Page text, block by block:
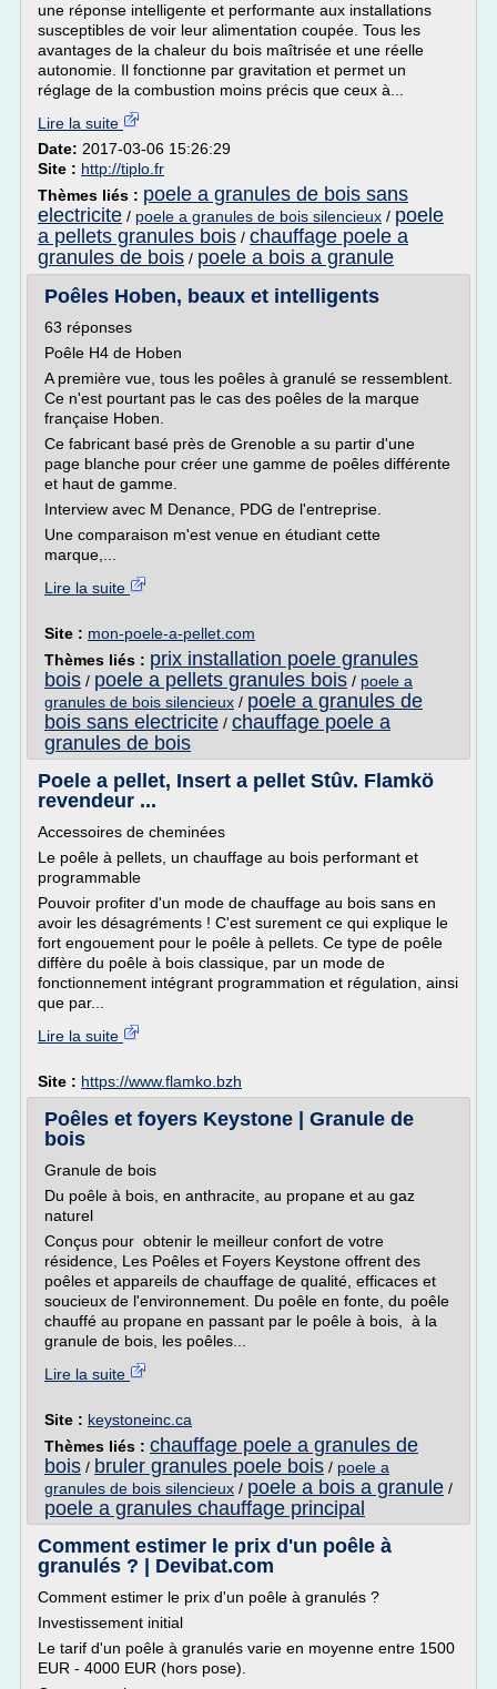
une réponse intelligente et performante aux installations
susceptibles de voir leur alimentation coupée. Tous les
avantages de la chaleur du bois maîtrisée et une réelle
autonomie. Il fonctionne par gravitation et permet un
réglage de la combustion moins précis que ceux à...
Lire la suite
Date: 2017-03-06 15:26:29
Site : http://tiplo.fr
Thèmes liés : poele a granules de bois sans
electricite / poele a granules de bois silencieux / poele
a pellets granules bois / chauffage poele a
granules de bois / poele a bois a granule
Poêles Hoben, beaux et intelligents
63 réponses
Poêle H4 de Hoben
A première vue, tous les poêles à granulé se ressemblent.
Ce n'est pourtant pas le cas des poêles de la marque
française Hoben.
Ce fabricant basé près de Grenoble a su partir d'une
page blanche pour créer une gamme de poêles différente
et haut de gamme.
Interview avec M Denance, PDG de l'entreprise.
Une comparaison m'est venue en étudiant cette
marque,...
Lire la suite
Site : mon-poele-a-pellet.com
Thèmes liés : prix installation poele granules
bois / poele a pellets granules bois / poele a
granules de bois silencieux / poele a granules de
bois sans electricite / chauffage poele a
granules de bois
Poele a pellet, Insert a pellet Stûv. Flamkö
revendeur ...
Accessoires de cheminées
Le poêle à pellets, un chauffage au bois performant et
programmable
Pouvoir profiter d'un mode de chauffage au bois sans en
avoir les désagréments ! C'est surement ce qui explique le
fort engouement pour le poêle à pellets. Ce type de poêle
diffère du poêle à bois classique, par un mode de
fonctionnement intégrant programmation et régulation, ainsi
que par...
Lire la suite
Site : https://www.flamko.bzh
Poêles et foyers Keystone | Granule de
bois
Granule de bois
Du poêle à bois, en anthracite, au propane et au gaz
naturel
Conçus pour obtenir le meilleur confort de votre
résidence, Les Poêles et Foyers Keystone offrent des
poêles et appareils de chauffage de qualité, efficaces et
soucieux de l'environnement. Du poêle en fonte, du poêle
chauffé au propane en passant par le poêle à bois, à la
granule de bois, les poêles...
Lire la suite
Site : keystoneinc.ca
Thèmes liés : chauffage poele a granules de
bois / bruler granules poele bois / poele a
granules de bois silencieux / poele a bois a granule /
poele a granules chauffage principal
Comment estimer le prix d'un poêle à
granulés ? | Devibat.com
Comment estimer le prix d'un poêle à granulés ?
Investissement initial
Le tarif d'un poêle à granulés varie en moyenne entre 1500
EUR - 4000 EUR (hors pose).